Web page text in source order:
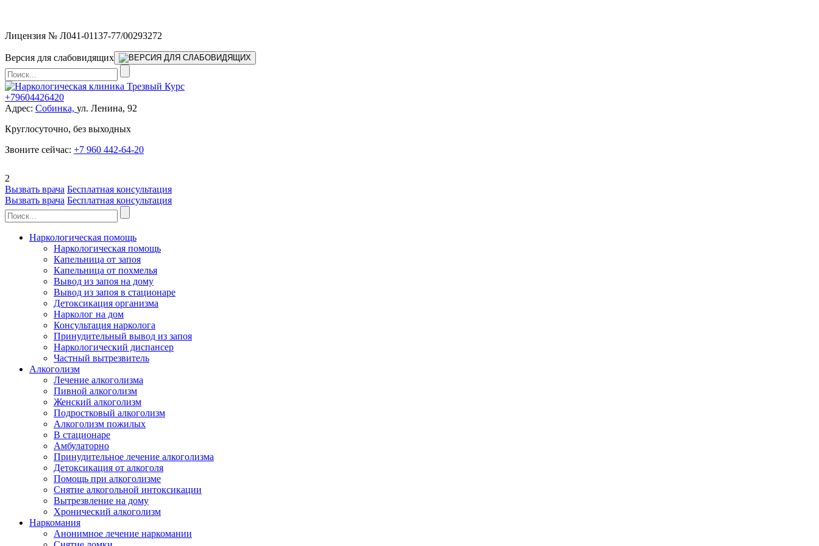
Лицензия № Л041-01137-77/00293272
Версия для слабовидящих
+79604426420
Адрес: Собинка, ул. Ленина, 92
Круглосуточно, без выходных
Звоните сейчас: +7 960 442-64-20
2
Вызвать врача Бесплатная консультация
Вызвать врача Бесплатная консультация
Наркологическая помощь
Наркологическая помощь
Капельница от запоя
Капельница от похмелья
Вывод из запоя на дому
Вывод из запоя в стационаре
Детоксикация организма
Нарколог на дом
Консультация нарколога
Принудительный вывод из запоя
Наркологический диспансер
Частный вытрезвитель
Алкоголизм
Лечение алкоголизма
Пивной алкоголизм
Женский алкоголизм
Подростковый алкоголизм
Алкоголизм пожилых
В стационаре
Амбулаторно
Принудительное лечение алкоголизма
Детоксикация от алкоголя
Помощь при алкоголизме
Снятие алкогольной интоксикации
Вытрезвление на дому
Хронический алкоголизм
Наркомания
Анонимное лечение наркомании